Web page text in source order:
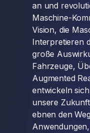
an und
Maschine-
Vision, die
Interpretieren
große
Fahrzeuge,
Augmented
entwickeln
unsere
ebnen den